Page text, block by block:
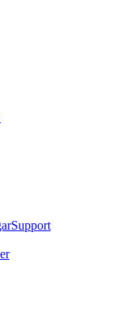
Support